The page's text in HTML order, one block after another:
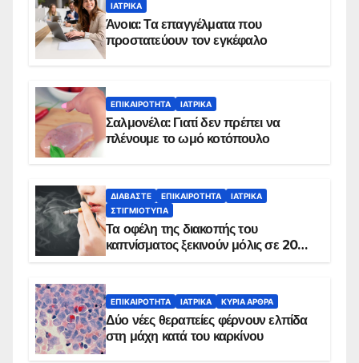
ΙΑΤΡΙΚΆ
Άνοια: Τα επαγγέλματα που
προστατεύουν τον εγκέφαλο
ΕΠΙΚΑΙΡΌΤΗΤΑ ΙΑΤΡΙΚΆ
Σαλμονέλα: Γιατί δεν πρέπει να
πλένουμε το ωμό κοτόπουλο
ΔΙΑΒΆΣΤΕ ΕΠΙΚΑΙΡΌΤΗΤΑ
ΙΑΤΡΙΚΆ
ΣΤΙΓΜΙΌΤΥΠΑ
Τα οφέλη της διακοπής του
καπνίσματος ξεκινούν μόλις σε 20
ΕΠΙΚΑΙΡΌΤΗΤΑ ΙΑΤΡΙΚΆ ΚΥΡΙΑ ΑΡΘΡΑ
Δύο νέες θεραπείες φέρνουν ελπίδα
στη μάχη κατά του καρκίνου